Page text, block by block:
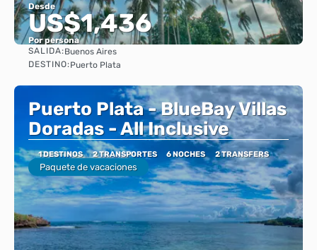
Desde
US$1,436
Por persona
SALIDA:Buenos Aires
DESTINO:Puerto Plata
Puerto Plata - BlueBay Villas
Doradas - All Inclusive
1 DESTINOS 2 TRANSPORTES 6 NOCHES 2 TRANSFERS
Paquete de vacaciones